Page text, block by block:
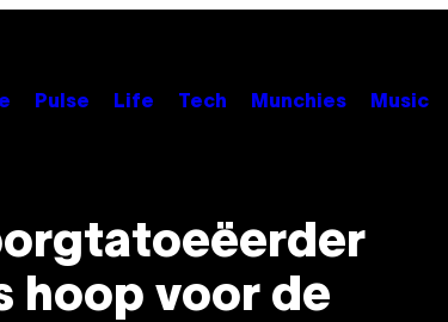
Pulse Life Tech Munchies Music
hoop voor de